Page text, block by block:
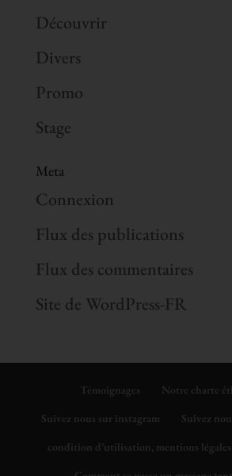
Découvrir
Divers
Promo
Stage
Meta
Connexion
Flux des publications
Flux des commentaires
Site de WordPress-FR
Témoignages
Notre charte
Suivez nous sur instagram
Suivez
condition d’utilisation, mentions